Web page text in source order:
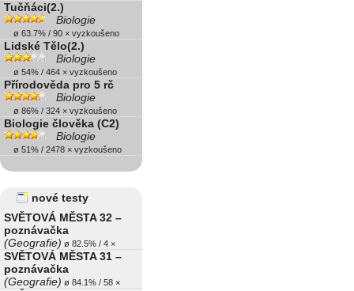
Tučňáci(2.)
Biologie
ø 63.7% / 90 × vyzkoušeno
Lidské Tělo(2.)
Biologie
ø 54% / 464 × vyzkoušeno
Přírodověda pro 5 rč
Biologie
ø 86% / 324 × vyzkoušeno
Biologie člověka (C2)
Biologie
ø 51% / 2478 × vyzkoušeno
nové testy
SVĚTOVÁ MĚSTA 32 –
poznávačka
(Geografie) ø 82.5% / 4 ×
SVĚTOVÁ MĚSTA 31 –
poznávačka
(Geografie) ø 84.1% / 58 ×